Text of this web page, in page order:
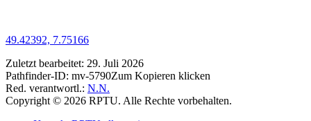
49.42392, 7.75166
Zuletzt bearbeitet: 29. Juli 2026
Pathfinder-ID: mv-5790Zum Kopieren klicken
Red. verantwortl.: N.N.
Copyright © 2026 RPTU. Alle Rechte vorbehalten.